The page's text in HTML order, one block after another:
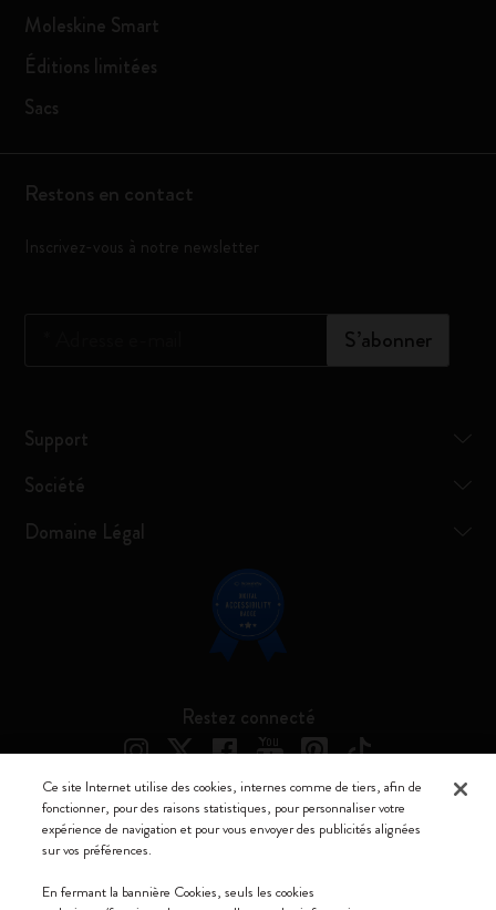
Moleskine Smart
Éditions limitées
Sacs
Restons en contact
Inscrivez-vous à notre newsletter
S’abonner
Support
Société
Domaine Légal
Restez connecté
Moleskine ® est une marque enregistrée de Moleskine Srl a socio unico
Italia - P. IVA / CCIAA n. 07234480965 - REA MI 1945400 - Cap.
Ce site Internet utilise des cookies, internes comme de tiers, afin de
fonctionner, pour des raisons statistiques, pour personnaliser votre
expérience de navigation et pour vous envoyer des publicités alignées
sur vos préférences.
En fermant la bannière Cookies, seuls les cookies